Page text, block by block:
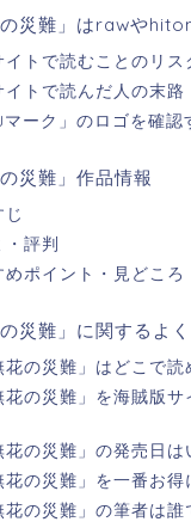
災難」はrawや
イトで読むことのリス
イトで読んだ人の末路
マーク」のロゴを確認
災難」作品情報
じ
・評判
めポイント・見どころ
災難」に関するよ
花の災難」はどこで読
花の災難」を海賊版
花の災難」の発売日は
花の災難」を一番お
花の災難」の筆者は誰